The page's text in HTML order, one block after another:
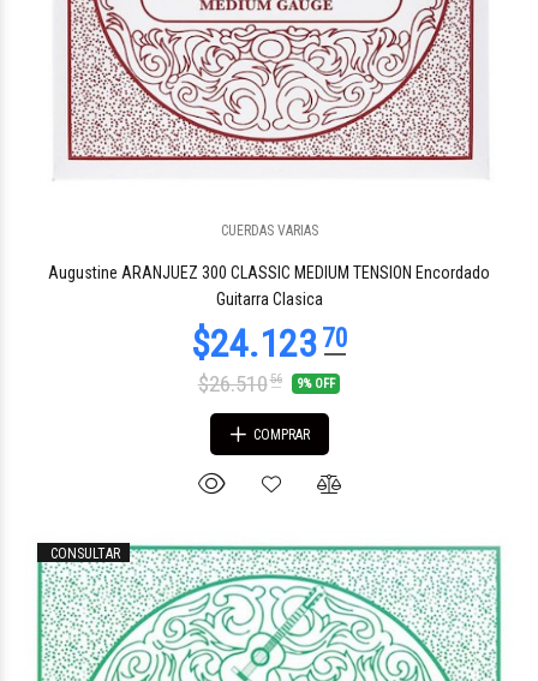
CUERDAS VARIAS
Augustine ARANJUEZ 300 CLASSIC MEDIUM TENSION Encordado
Guitarra Clasica
$26.51056 9% OFF
COMPRAR
CONSULTAR
$24.33664